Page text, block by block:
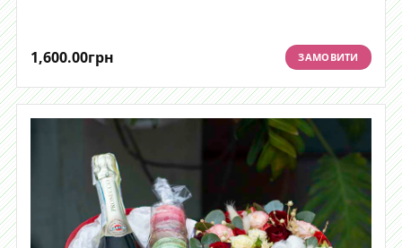
1,600.00грн ЗАМОВИТИ